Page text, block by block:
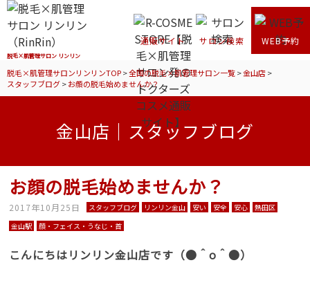
脱毛×肌管理サロン リンリン
通販サイト サロン検索 WEB予約
脱毛×肌管理サロンリンリンTOP>全国の脱毛×肌管理サロン一覧>金山店>
スタッフブログ>お顔の脱毛始めませんか？
金山店｜スタッフブログ
お顔の脱毛始めませんか？
2017年10月25日 スタッフブログ リンリン金山 安い 安全 安心
熱田区
金山駅
顔・フェイス・うなじ・首
こんにちはリンリン金山店です（●＾o＾●）